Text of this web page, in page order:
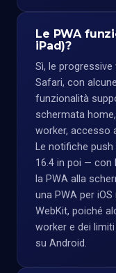
Le PWA
iPad)?
Sì, le
Safari, con
funzionalità
schermata
worker, accesso
Le notifiche
16.4 in poi — con
la PWA alla
una PWA per
WebKit, poiché
worker e dei
su Android.